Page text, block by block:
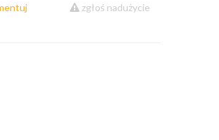
zgłoś nadużycie